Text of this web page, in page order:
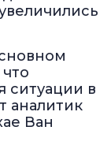
ситуации в
аналитик
Ван